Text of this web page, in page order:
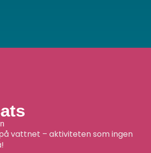
vattnet – aktiviteten som ingen